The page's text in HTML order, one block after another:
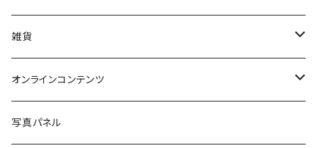
美術
POLEWARDS
Tシャツ
雑貨
バッグ
ブックカバー
オンラインコンテンツ
冒険クロストーク
写真パネル